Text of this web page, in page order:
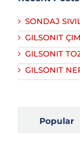
SONDAJ
GILSONIT
GILSONIT
GILSONIT
Popular